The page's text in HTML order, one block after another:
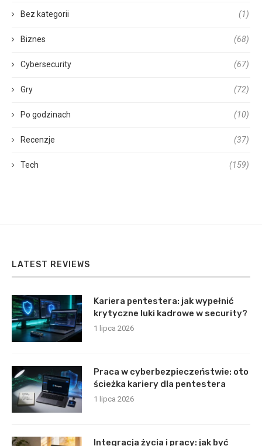
Bez kategorii (1)
Biznes (68)
Cybersecurity (67)
Gry (72)
Po godzinach (10)
Recenzje (37)
Tech (159)
LATEST REVIEWS
Kariera pentestera: jak wypełnić
krytyczne luki kadrowe w security?
1 lipca 2026
Praca w cyberbezpieczeństwie: oto
ścieżka kariery dla pentestera
1 lipca 2026
Integracja życia i pracy: jak być